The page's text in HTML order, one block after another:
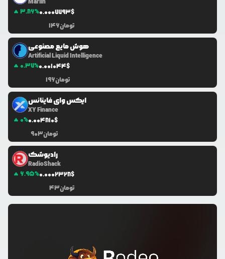
3.86%0.0007793$
146تومان
هوش مایع مصنوعی
Artificial Liquid Intelligence
0.37%0.001044$
196تومان
ایکس وای فاینانس
XY Finance
0%0.004810$
903تومان
رادیوشک
RadioShack
6.95%0.0002328$
43تومان